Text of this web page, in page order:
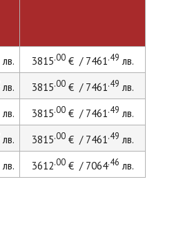
лв. 3815.00€ / 7461.49 лв.
лв. 3815.00€ / 7461.49 лв.
лв. 3815.00€ / 7461.49 лв.
лв. 3815.00€ / 7461.49 лв.
лв. 3612.00€ / 7064.46 лв.